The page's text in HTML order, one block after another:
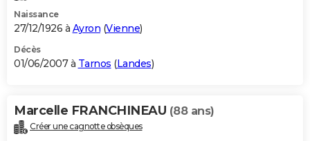
Naissance
27/12/1926 à Ayron (Vienne)
Décès
01/06/2007 à Tarnos (Landes)
Marcelle FRANCHINEAU (88 ans)
Créer une cagnotte obsèques